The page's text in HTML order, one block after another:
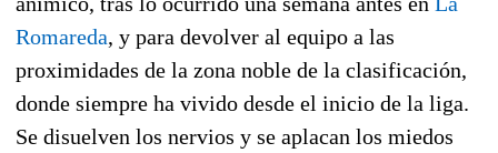
Romareda, y para devolver al equipo a las
proximidades de la zona noble de la clasificación,
donde siempre ha vivido desde el inicio de la liga.
Se disuelven los nervios y se aplacan los miedos